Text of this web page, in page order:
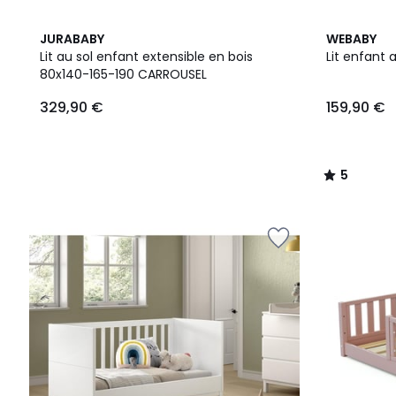
JURABABY
Lit au sol enfant extensible en bois
80x140-165-190 CARROUSEL
€.
329,90 €
WEBABY
Lit enfant
159,90 €
5
/
5
/